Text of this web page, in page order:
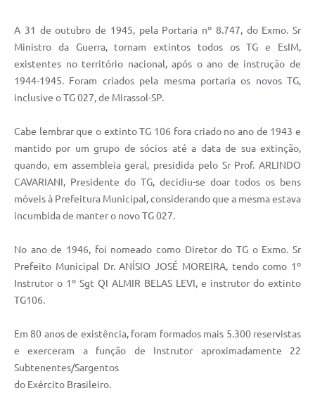
A 31 de outubro de 1945, pela Portaria nº 8.747, do Exmo. Sr
Ministro da Guerra, tornam extintos todos os TG e EsIM,
existentes no território nacional, após o ano de instrução de
1944-1945. Foram criados pela mesma portaria os novos TG,
inclusive o TG 027, de Mirassol-SP.
Cabe lembrar que o extinto TG 106 fora criado no ano de 1943 e
mantido por um grupo de sócios até a data de sua extinção,
quando, em assembleia geral, presidida pelo Sr Prof. ARLINDO
CAVARIANI, Presidente do TG, decidiu-se doar todos os bens
móveis à Prefeitura Municipal, considerando que a mesma estava
incumbida de manter o novo TG 027.
No ano de 1946, foi nomeado como Diretor do TG o Exmo. Sr
Prefeito Municipal Dr. ANÍSIO JOSÉ MOREIRA, tendo como 1º
Instrutor o 1º Sgt QI ALMIR BELAS LEVI, e instrutor do extinto
TG106.
Em 80 anos de existência, foram formados mais 5.300 reservistas
e exerceram a função de Instrutor aproximadamente 22
Subtenentes/Sargentos
do Exército Brasileiro.